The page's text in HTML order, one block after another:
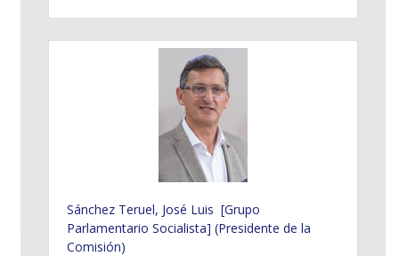
Sánchez Teruel, José Luis [Grupo
Parlamentario Socialista] (Presidente de la
Comisión)